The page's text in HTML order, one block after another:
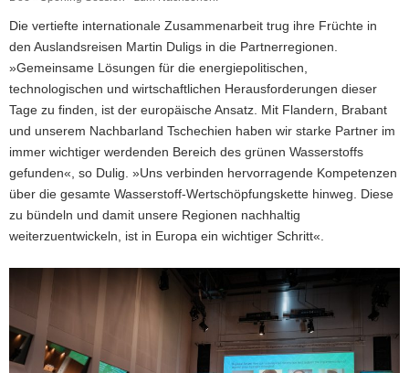
Die vertiefte internationale Zusammenarbeit trug ihre Früchte in
den Auslandsreisen Martin Duligs in die Partnerregionen.
»Gemeinsame Lösungen für die energiepolitischen,
technologischen und wirtschaftlichen Herausforderungen dieser
Tage zu finden, ist der europäische Ansatz. Mit Flandern, Brabant
und unserem Nachbarland Tschechien haben wir starke Partner im
immer wichtiger werdenden Bereich des grünen Wasserstoffs
gefunden«, so Dulig. »Uns verbinden hervorragende Kompetenzen
über die gesamte Wasserstoff-Wertschöpfungskette hinweg. Diese
zu bündeln und damit unsere Regionen nachhaltig
weiterzuentwickeln, ist in Europa ein wichtiger Schritt«.